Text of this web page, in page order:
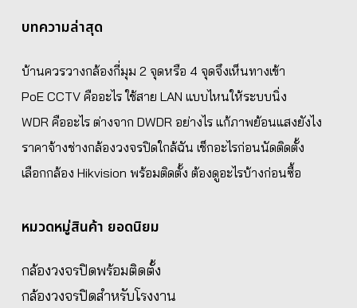
บทความล่าสุด
บ้านควรวางกล้องกี่มุม 2 จุดหรือ 4 จุดจึงเห็นทางเข้า
PoE CCTV คืออะไร ใช้สาย LAN แบบไหนให้ระบบนิ่ง
WDR คืออะไร ต่างจาก DWDR อย่างไร แก้ภาพย้อนแสงยังไง
ราคาจ้างช่างกล้องวงจรปิดใกล้ฉัน เช็กอะไรก่อนนัดติดตั้ง
เลือกกล้อง Hikvision พร้อมติดตั้ง ต้องดูอะไรบ้างก่อนซื้อ
หมวดหมู่สินค้า ยอดนิยม
กล้องวงจรปิดพร้อมติดตั้ง
กล้องวงจรปิดสำหรับโรงงาน